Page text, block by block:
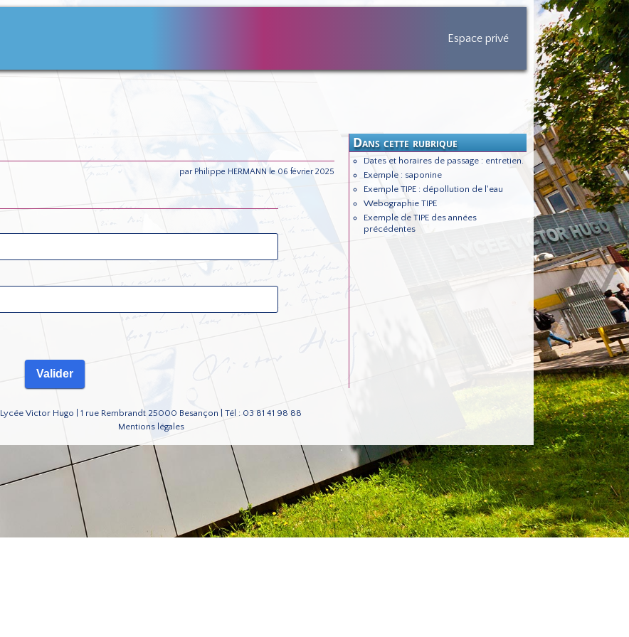
Espace privé
Dans cette rubrique
Dates et horaires de passage : entretien.
Exemple : saponine
Exemple TIPE : dépollution de l'eau
Webographie TIPE
Exemple de TIPE des années
précédentes
par Philippe HERMANN le 06 février 2025
Lycée Victor Hugo | 1 rue Rembrandt 25000 Besançon | Tél : 03 81 41 98 88
Mentions légales